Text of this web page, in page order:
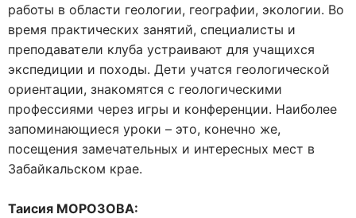
работы в области геологии, географии, экологии. Во
время практических занятий, специалисты и
преподаватели клуба устраивают для учащихся
экспедиции и походы. Дети учатся геологической
ориентации, знакомятся с геологическими
профессиями через игры и конференции. Наиболее
запоминающиеся уроки – это, конечно же,
посещения замечательных и интересных мест в
Забайкальском крае.
Таисия МОРОЗОВА: